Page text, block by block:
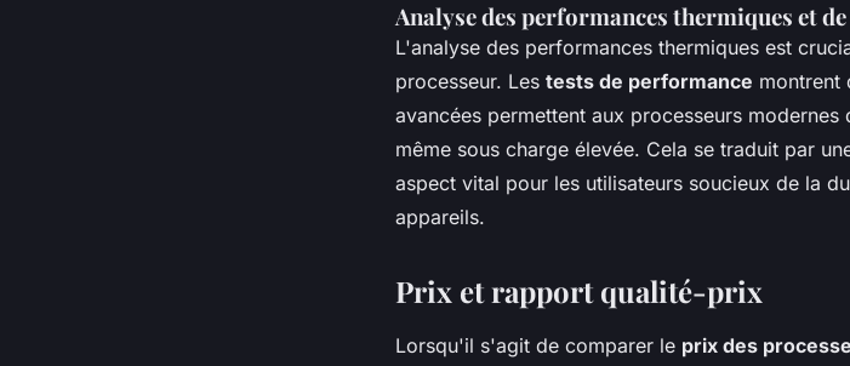
Analyse des performances thermiques et
L'analyse des performances thermiques est
processeur. Les tests de performance montrent
avancées permettent aux processeurs
même sous charge élevée. Cela se traduit par
aspect vital pour les utilisateurs soucieux de la
appareils.
Prix et rapport qualité-prix
Lorsqu'il s'agit de comparer le prix des